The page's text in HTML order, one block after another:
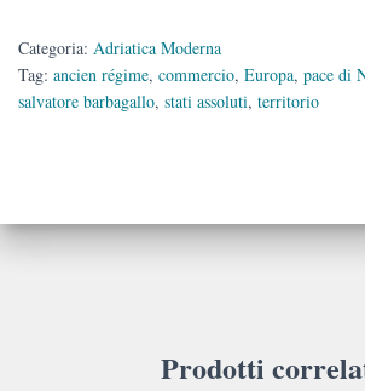
Categoria: Adriatica Moderna
Tag: ancien régime, commercio, Europa, pace di
salvatore barbagallo, stati assoluti, territorio
Prodotti